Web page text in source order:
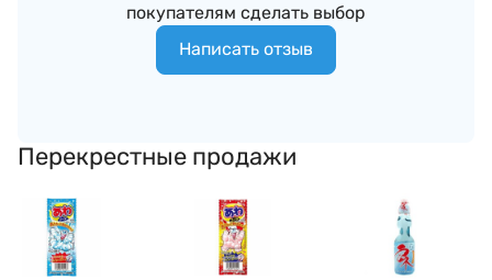
покупателям сделать выбор
Написать отзыв
Перекрестные продажи